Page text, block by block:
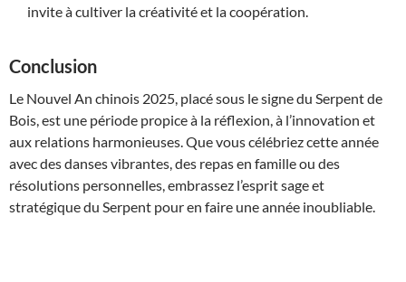
invite à cultiver la créativité et la coopération.
Conclusion
Le Nouvel An chinois 2025, placé sous le signe du Serpent de
Bois, est une période propice à la réflexion, à l’innovation et
aux relations harmonieuses. Que vous célébriez cette année
avec des danses vibrantes, des repas en famille ou des
résolutions personnelles, embrassez l’esprit sage et
stratégique du Serpent pour en faire une année inoubliable.